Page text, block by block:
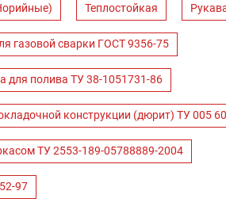
Теплостойкая
газовой сварки ГОСТ 9356-75
для полива ТУ 38-1051731-86
конструкции (дюрит) ТУ 005
ТУ 2553-189-05788889-2004
97